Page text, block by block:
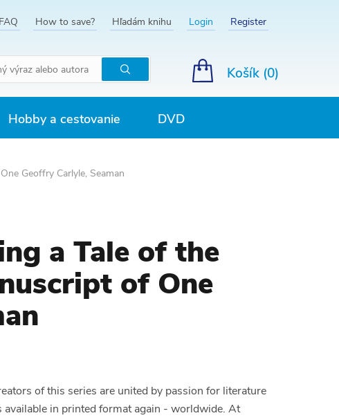
FAQ How to save? Hľadám knihu Login Register
Hľadať
Košík (0)
Hobby a cestovanie DVD
Geoffry Carlyle, Seaman
a Tale of the
of One
of this series are united by passion for literature
in printed format again - worldwide. At